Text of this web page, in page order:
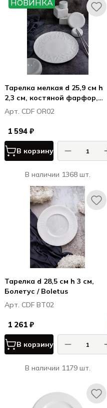
НОВИНКА
Тарелка мелкая d 25,9 см h
2,3 см, костяной фарфор,
Оригами / Origami
Арт. CDF OR02
1 594 ₽
В корзину
В наличии 1368 шт.
Тарелка d 28,5 см h 3 см,
Болетус / Boletus
Арт. CDF BT02
1 261 ₽
В корзину
В наличии 1179 шт.